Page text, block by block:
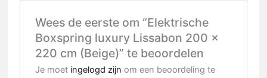
Wees de eerste om “Elektrische
Boxspring luxury Lissabon 200 x
220 cm (Beige)” te beoordelen
Je moet ingelogd zijn om een beoordeling te